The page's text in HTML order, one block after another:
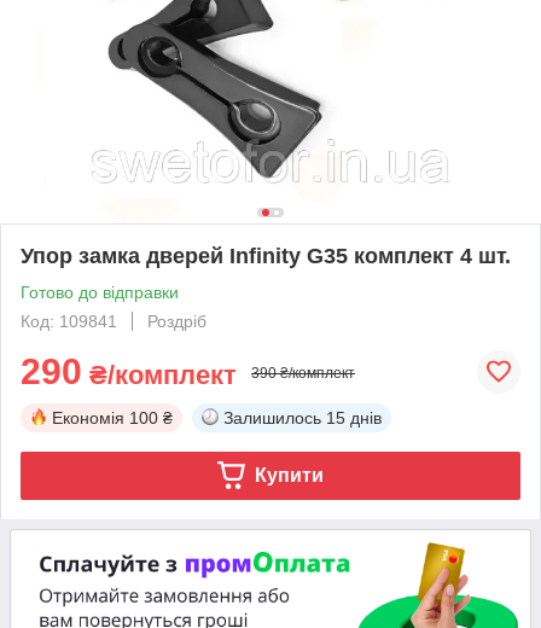
Упор замка дверей Infinity G35 комплект 4 шт.
Готово до відправки
Код: 109841
Роздріб
290 ₴/комплект 390 ₴/комплект
Економія 100 ₴ Залишилось 15 днів
Купити